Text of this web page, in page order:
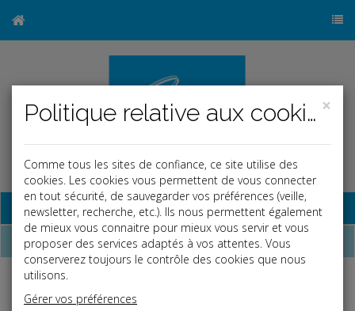
Base documentaire
Dépêches
Liste des dernières dépêches
×
Politique relative aux cookies
Comme tous les sites de confiance, ce site utilise des
cookies. Les cookies vous permettent de vous connecter
en tout sécurité, de sauvegarder vos préférences (veille,
newsletter, recherche, etc.). Ils nous permettent également
de mieux vous connaitre pour mieux vous servir et vous
proposer des services adaptés à vos attentes. Vous
conserverez toujours le contrôle des cookies que nous
utilisons.
Gérer vos préférences